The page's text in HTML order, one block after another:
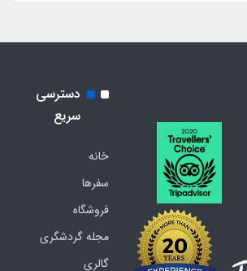
دسترسی
سریع
خانه
سفرها
فروشگاه
مجله گردشگری
گالری